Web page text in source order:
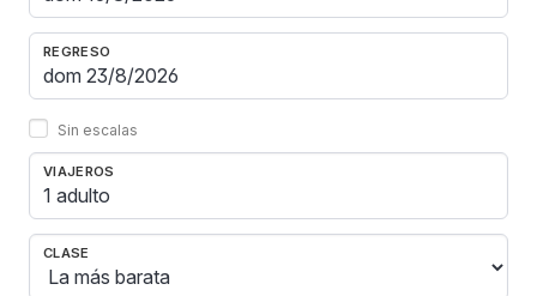
REGRESO
Sin escalas
VIAJEROS
1 adulto
CLASE